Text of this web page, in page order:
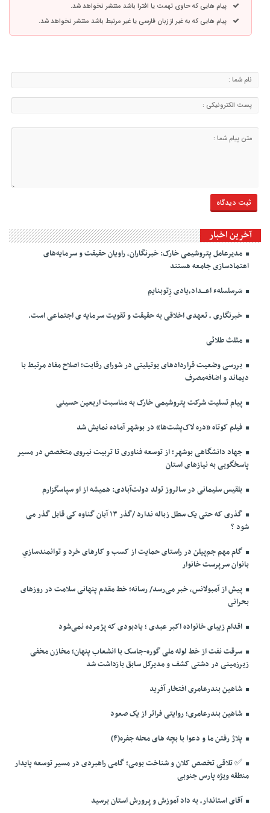
پیام هایی که حاوی تهمت یا افترا باشد منتشر نخواهد شد.
پیام هایی که به غیر از زبان فارسی یا غیر مرتبط باشد منتشر نخواهد شد.
آخرین اخبار
مدیرعامل پتروشیمی خارک: خبرنگاران، راویان حقیقت و سرمایه‌های
اعتمادسازی جامعه هستند
سَرسلسلهء اعـــداد،یادی زِتوبنایم
خبرنگاری ، تعهدی اخلاقی به حقیقت و تقویت سرمایه ی اجتماعی است.
مثلث طلائی
بررسی وضعیت قراردادهای یوتیلیتی در شورای رقابت؛ اصلاح مفاد مرتبط با
دیماند و اضافه‌مصرف
پیام تسلیت شرکت پتروشیمی خارک به مناسبت اربعین حسینی
فیلم کوتاه «دره لاک‌پشت‌ها» در بوشهر آماده نمایش شد
جهاد دانشگاهی بوشهر؛ از توسعه فناوری تا تربیت نیروی متخصص در مسیر
پاسخگویی به نیازهای استان
بلقیس سلیمانی در سالروز تولد دولت‌آبادی: همیشه از او سپاسگزارم
گذری که حتی یک سطل زباله ندارد /گذر ۱۳ آبان گناوه کی قابل گذر می
شود ؟
گام مهم جم‌پیلن در راستای حمایت از کسب و کارهای خرد و توانمندسازیِ
بانوان سرپرست خانوار
پیش از آمبولانس، خبر می‌رسد/ رسانه؛ خط مقدم پنهانی سلامت در روزهای
بحرانی
اقدام زیبای خانواده اکبر عبدی ؛ یادبودی که پژمرده نمی‌شود
سرقت نفت از خط لوله ملی گوره-جاسک با انشعاب پنهان؛ مخازن مخفی
زیرزمینی در دشتی کشف و مدیرکل سابق بازداشت شد
شاهین بندرعامری افتخار آفرید
شاهین بندرعامری؛ روایتی فراتر از یک صعود
پلاژ رفتن ما و دعوا با بچه های محله جفره(۴)
✅️ تلاقی تخصص کلان و شناخت بومی؛ گامی راهبردی در مسیر توسعه پایدار
منطقه ویژه پارس جنوبی
آقای استاندار، به داد آموزش و پرورش استان برسید